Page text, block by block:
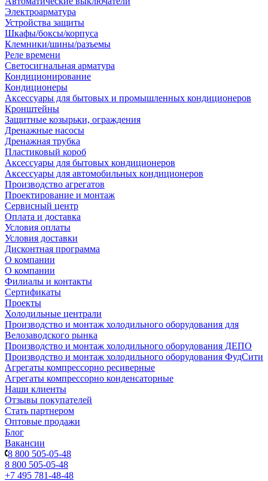
Электроарматура
Устройства защиты
Шкафы/боксы/корпуса
Клемники/шины/разъемы
Реле времени
Светосигнальная арматура
Кондиционирование
Кондиционеры
Аксессуары для бытовых и промышленных кондиционеров
Кронштейны
Защитные козырьки, ограждения
Дренажные насосы
Дренажная трубка
Пластиковый короб
Аксессуары для бытовых кондиционеров
Аксессуары для автомобильных кондиционеров
Производство агрегатов
Проектирование и монтаж
Сервисный центр
Оплата и доставка
Условия оплаты
Условия доставки
Дисконтная программа
О компании
О компании
Филиалы и контакты
Сертификаты
Проекты
Холодильные централи
Производство и монтаж холодильного оборудования для
Велозаводского рынка
Производство и монтаж холодильного оборудования ДЕПО
Производство и монтаж холодильного оборудования ФудСити
Агрегаты компрессорно ресиверные
Агрегаты компрессорно конденсаторные
Наши клиенты
Отзывы покупателей
Стать партнером
Оптовые продажи
Блог
Вакансии
8 800 505-05-48
8 800 505-05-48
+7 495 781-48-48